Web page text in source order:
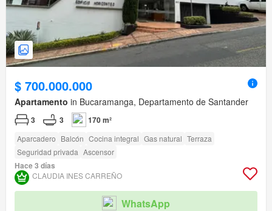
$ 700.000.000
Apartamento in Bucaramanga, Departamento de Santander
3 3 170 m²
Aparcadero Balcón Cocina integral Gas natural Terraza
Seguridad privada Ascensor
Hace 3 días
CLAUDIA INES CARREÑO
WhatsApp